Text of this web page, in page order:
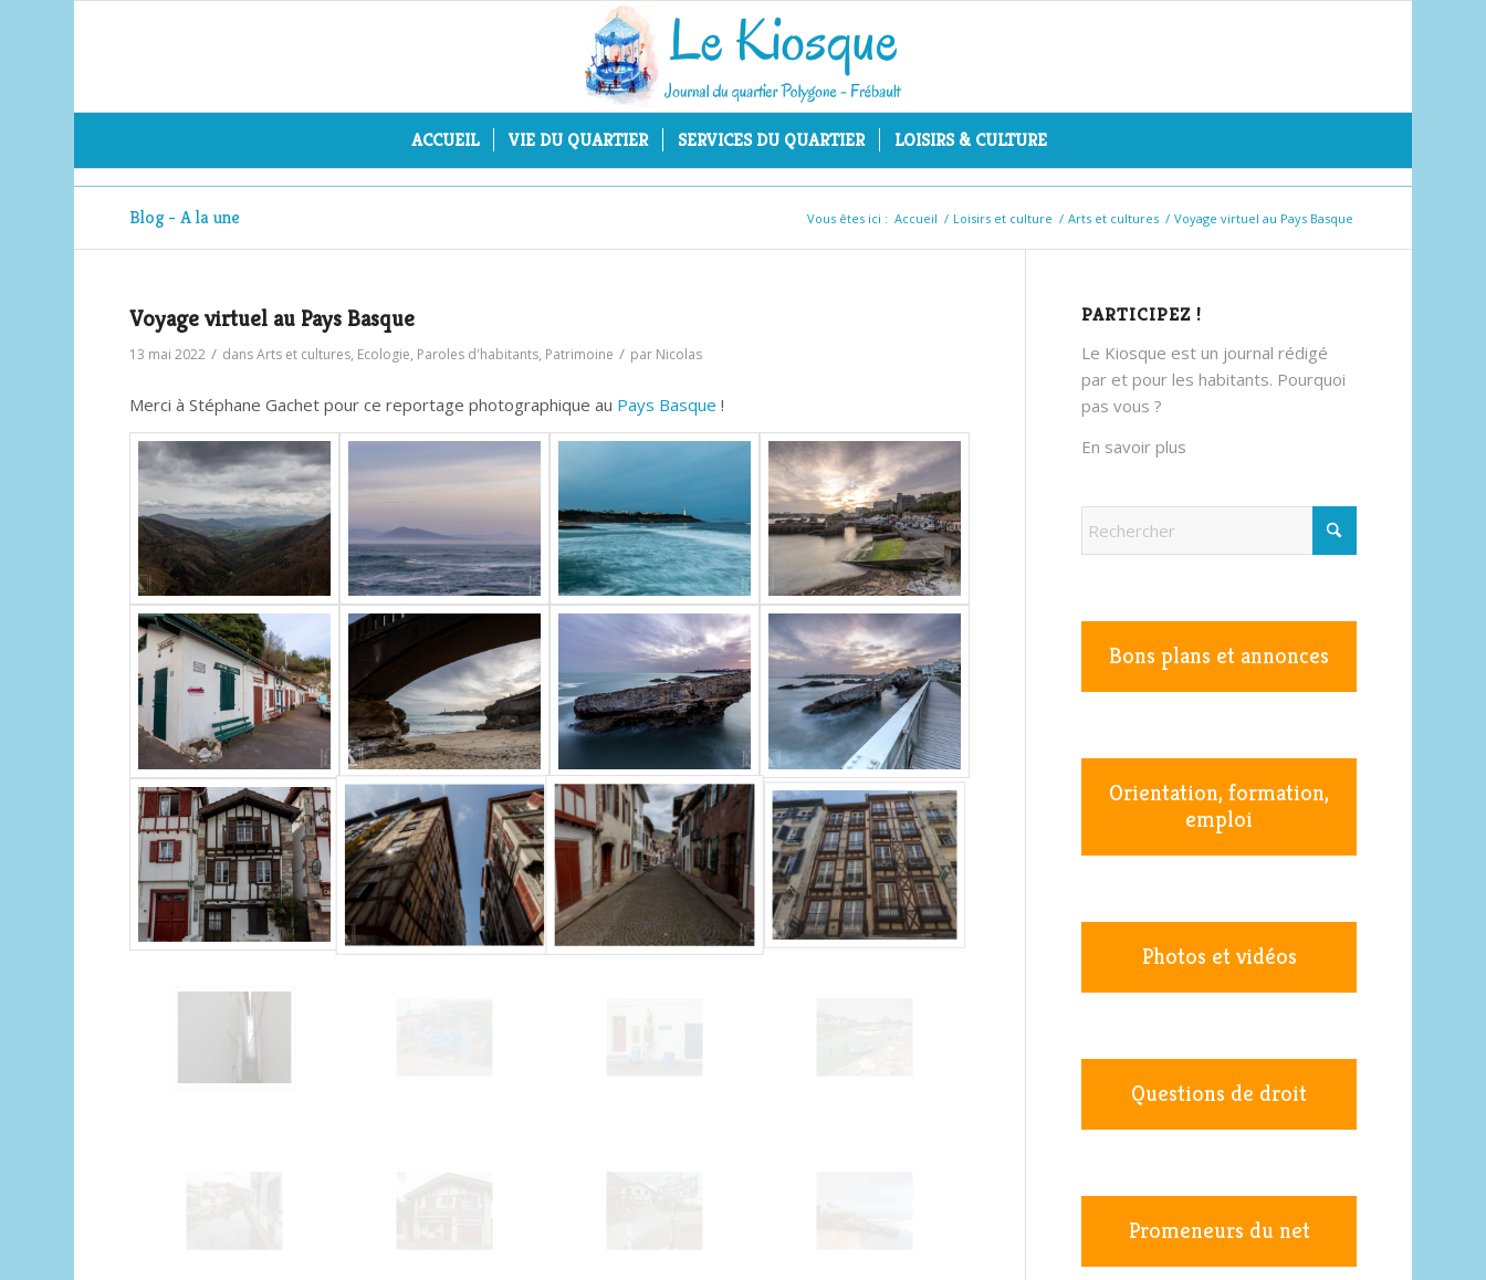
ACCUEIL VIE DU QUARTIER SERVICES DU QUARTIER LOISIRS & CULTURE
Blog - A la une Vous êtes ici : Accueil / Loisirs et culture / Arts et cultures / Voyage virtuel au Pays Basque
Voyage virtuel au Pays Basque
13 mai 2022 / dansArts et cultures, Ecologie, Paroles d'habitants, Patrimoine / par Nicolas
Merci à Stéphane Gachet pour ce reportage photographique au Pays Basque !
PARTICIPEZ !
Le Kiosque est un journal rédigé
par et pour les habitants. Pourquoi
pas vous ?
En savoir plus
Bons plans et annonces
Orientation, formation,
emploi
Photos et vidéos
Questions de droit
Promeneurs du net